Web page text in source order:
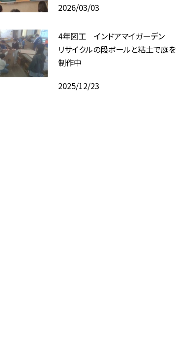
2026/03/03
4年図工 インドアマイガーデン
リサイクルの段ボールと粘土で庭を
制作中
2025/12/23